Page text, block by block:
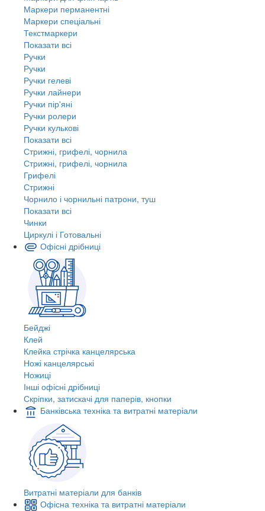
Маркери перманентні
Маркери спеціальні
Текстмаркери
Показати всі
Ручки
Ручки
Ручки гелеві
Ручки лайнери
Ручки пір'яні
Ручки ролери
Ручки кулькові
Показати всі
Стрижні, грифелі, чорнила
Стрижні, грифелі, чорнила
Грифелі
Стрижні
Чорнило і чорнильні патрони, туш
Показати всі
Чинки
Циркулі і Готовальні
Офісні дрібниці
Бейджі
Клей
Клейка стрічка канцелярська
Ножі канцелярські
Ножиці
Інші офісні дрібниці
Скріпки, затискачі для паперів, кнопки
Банківська техніка та витратні матеріали
Витратні матеріали для банків
Офісна техніка та витратні матеріали